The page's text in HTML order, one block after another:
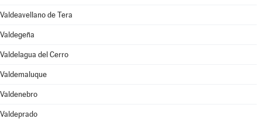
Valdeavellano de Tera
Valdegeña
Valdelagua del Cerro
Valdemaluque
Valdenebro
Valdeprado